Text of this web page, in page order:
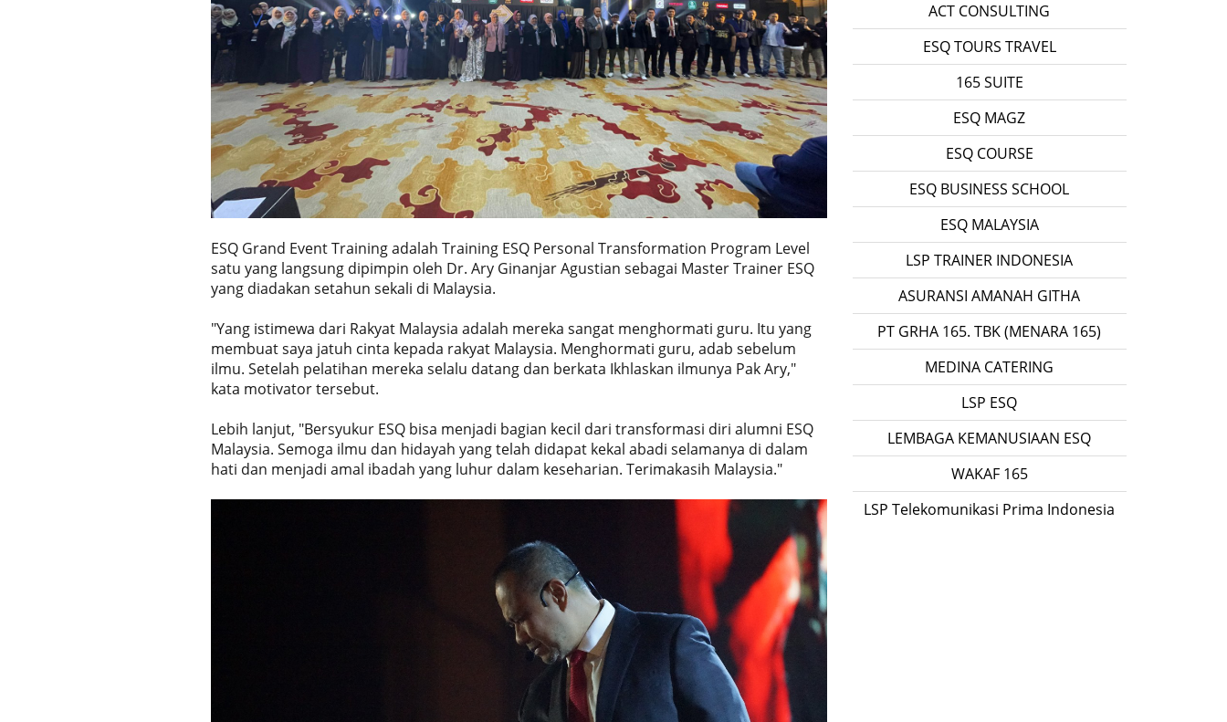
ESQ Grand Event Training adalah Training ESQ Personal Transformation Program Level
satu yang langsung dipimpin oleh Dr. Ary Ginanjar Agustian sebagai Master Trainer ESQ
yang diadakan setahun sekali di Malaysia.
"Yang istimewa dari Rakyat Malaysia adalah mereka sangat menghormati guru. Itu yang
membuat saya jatuh cinta kepada rakyat Malaysia. Menghormati guru, adab sebelum
ilmu. Setelah pelatihan mereka selalu datang dan berkata Ikhlaskan ilmunya Pak Ary,"
kata motivator tersebut.
Lebih lanjut, "Bersyukur ESQ bisa menjadi bagian kecil dari transformasi diri alumni ESQ
Malaysia. Semoga ilmu dan hidayah yang telah didapat kekal abadi selamanya di dalam
hati dan menjadi amal ibadah yang luhur dalam keseharian. Terimakasih Malaysia."
ACT CONSULTING
ESQ TOURS TRAVEL
165 SUITE
ESQ MAGZ
ESQ COURSE
ESQ BUSINESS SCHOOL
ESQ MALAYSIA
LSP TRAINER INDONESIA
ASURANSI AMANAH GITHA
PT GRHA 165. TBK (MENARA 165)
MEDINA CATERING
LSP ESQ
LEMBAGA KEMANUSIAAN ESQ
WAKAF 165
LSP Telekomunikasi Prima Indonesia